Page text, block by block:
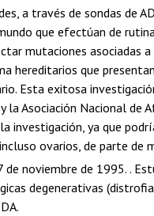
a través de sondas de
que efectúan de
mutaciones asociadas
hereditarios que
Esta exitosa
la Asociación Nacional de
investigación, ya que
ovarios, de parte
de noviembre de 1995. .
degenerativas